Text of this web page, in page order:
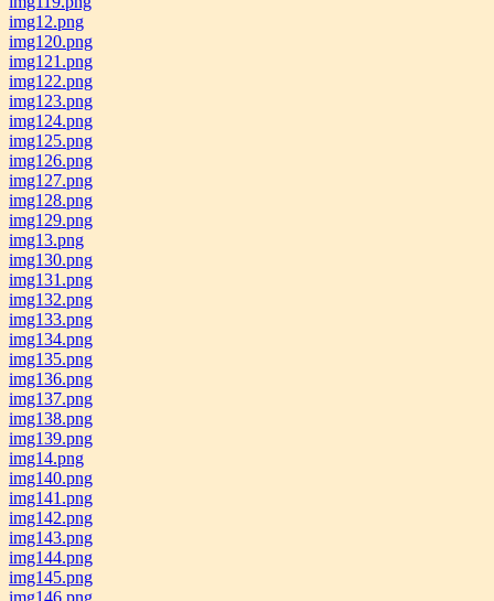
img12.png
img120.png
img121.png
img122.png
img123.png
img124.png
img125.png
img126.png
img127.png
img128.png
img129.png
img13.png
img130.png
img131.png
img132.png
img133.png
img134.png
img135.png
img136.png
img137.png
img138.png
img139.png
img14.png
img140.png
img141.png
img142.png
img143.png
img144.png
img145.png
img146.png